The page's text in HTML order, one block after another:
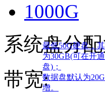
1000G
系统盘分
最低50G硬盘，
为30GB(可在开
盘)；
数据盘默认为
增。
带宽: